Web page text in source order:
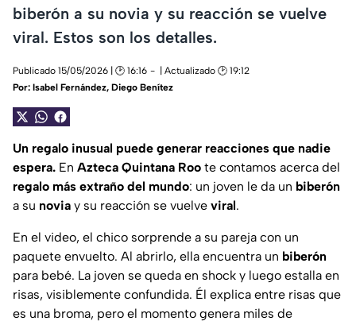
biberón a su novia y su reacción se vuelve
viral. Estos son los detalles.
Publicado 15/05/2026 | 🕑 16:16
| Actualizado 🕑 19:12
Por: Isabel Fernández, Diego Benítez
Un regalo inusual puede generar reacciones que nadie
espera. En Azteca Quintana Roo te contamos acerca del
regalo más extraño del mundo: un joven le da un biberón
a su novia y su reacción se vuelve viral.
En el video, el chico sorprende a su pareja con un
paquete envuelto. Al abrirlo, ella encuentra un biberón
para bebé. La joven se queda en shock y luego estalla en
risas, visiblemente confundida. Él explica entre risas que
es una broma, pero el momento genera miles de